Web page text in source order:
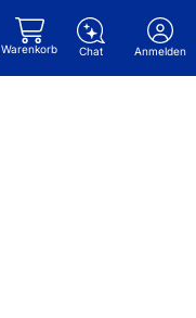
Warenkorb Chat Anmelden